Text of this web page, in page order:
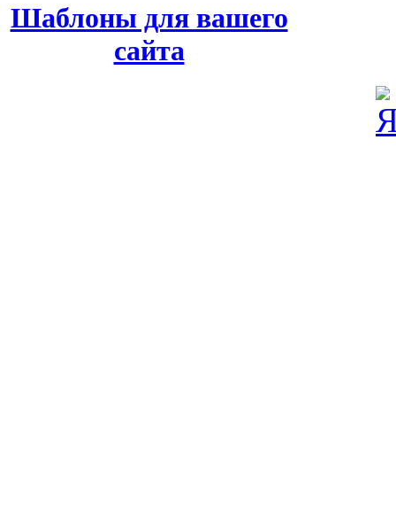
Шаблоны для вашего
сайта